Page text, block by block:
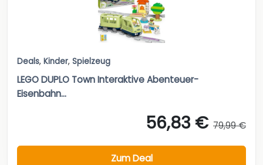
Deals, Kinder, Spielzeug
LEGO DUPLO Town Interaktive Abenteuer-
Eisenbahn...
56,83 € 79,99 €
Zum Deal